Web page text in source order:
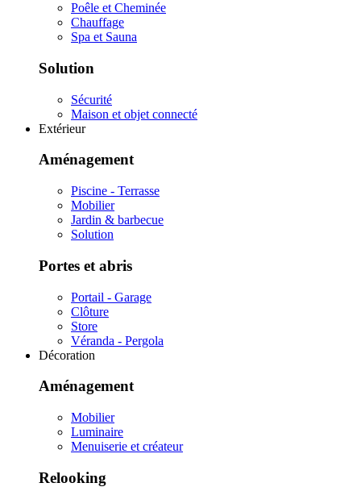
Poêle et Cheminée
Chauffage
Spa et Sauna
Solution
Sécurité
Maison et objet connecté
Extérieur
Aménagement
Piscine - Terrasse
Mobilier
Jardin & barbecue
Solution
Portes et abris
Portail - Garage
Clôture
Store
Véranda - Pergola
Décoration
Aménagement
Mobilier
Luminaire
Menuiserie et créateur
Relooking